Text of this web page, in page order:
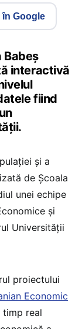
în Google
Babeș
interactivă
fiind
și a
de Școala
unei echipe
și
Universității
proiectului
Economic
timp real